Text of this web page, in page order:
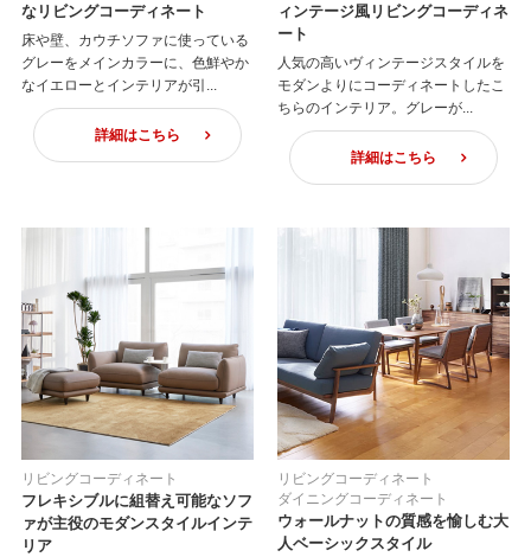
なリビングコーディネート
床や壁、カウチソファに使っている
グレーをメインカラーに、色鮮やか
なイエローとインテリアが引...
詳細はこちら
ィンテージ風リビングコーディネ
ート
人気の高いヴィンテージスタイルを
モダンよりにコーディネートしたこ
ちらのインテリア。グレーが...
詳細はこちら
リビングコーディネート
フレキシブルに組替え可能なソフ
ァが主役のモダンスタイルインテ
リア
リビングコーディネート
ダイニングコーディネート
ウォールナットの質感を愉しむ大
人ベーシックスタイル